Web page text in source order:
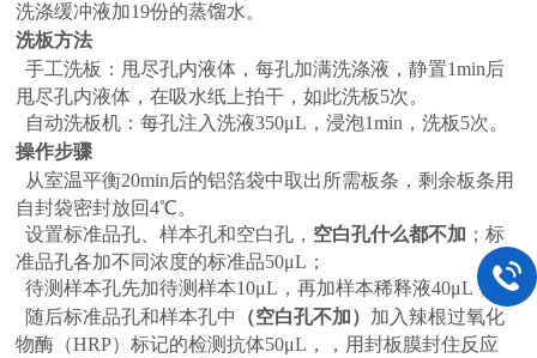
洗涤缓冲液加19份的蒸馏水。
洗板方法
手工洗板：甩尽孔内液体，每孔加满洗涤液，静置1min后
甩尽孔内液体，在吸水纸上拍干，如此洗板5次。
自动洗板机：每孔注入洗液350μL，浸泡1min，洗板5次。
操作步骤
从室温平衡20min后的铝箔袋中取出所需板条，剩余板条用
自封袋密封放回4℃。
设置标准品孔、样本孔和空白孔， 空白孔什么都不加 ；标
准品孔各加不同浓度的标准品50μL；
待测样本孔先加待测样本10μL，再加样本稀释液40μL；
随后标准品孔和样本孔中
（空白孔不加） 加入辣根过氧化
物酶（HRP）标记的检测抗体50μL，，用封板膜封住反应